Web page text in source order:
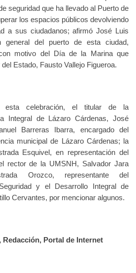
seguridad que ha llevado al Puerto de
los espacios públicos devolviendo
a sus ciudadanos; afirmó José Luis
general del puerto de esta ciudad,
motivo del Día de la Marina que
Estado, Fausto Vallejo Figueroa.
esta celebración, el titular de la
Integral de Lázaro Cárdenas, José
Barreras Ibarra, encargado del
municipal de Lázaro Cárdenas; la
Esquivel, en representación del
rector de la UMSNH, Salvador Jara
Orozco, representante del
y el Desarrollo Integral de
Cervantes, por mencionar algunos.
Redacción, Portal de Internet